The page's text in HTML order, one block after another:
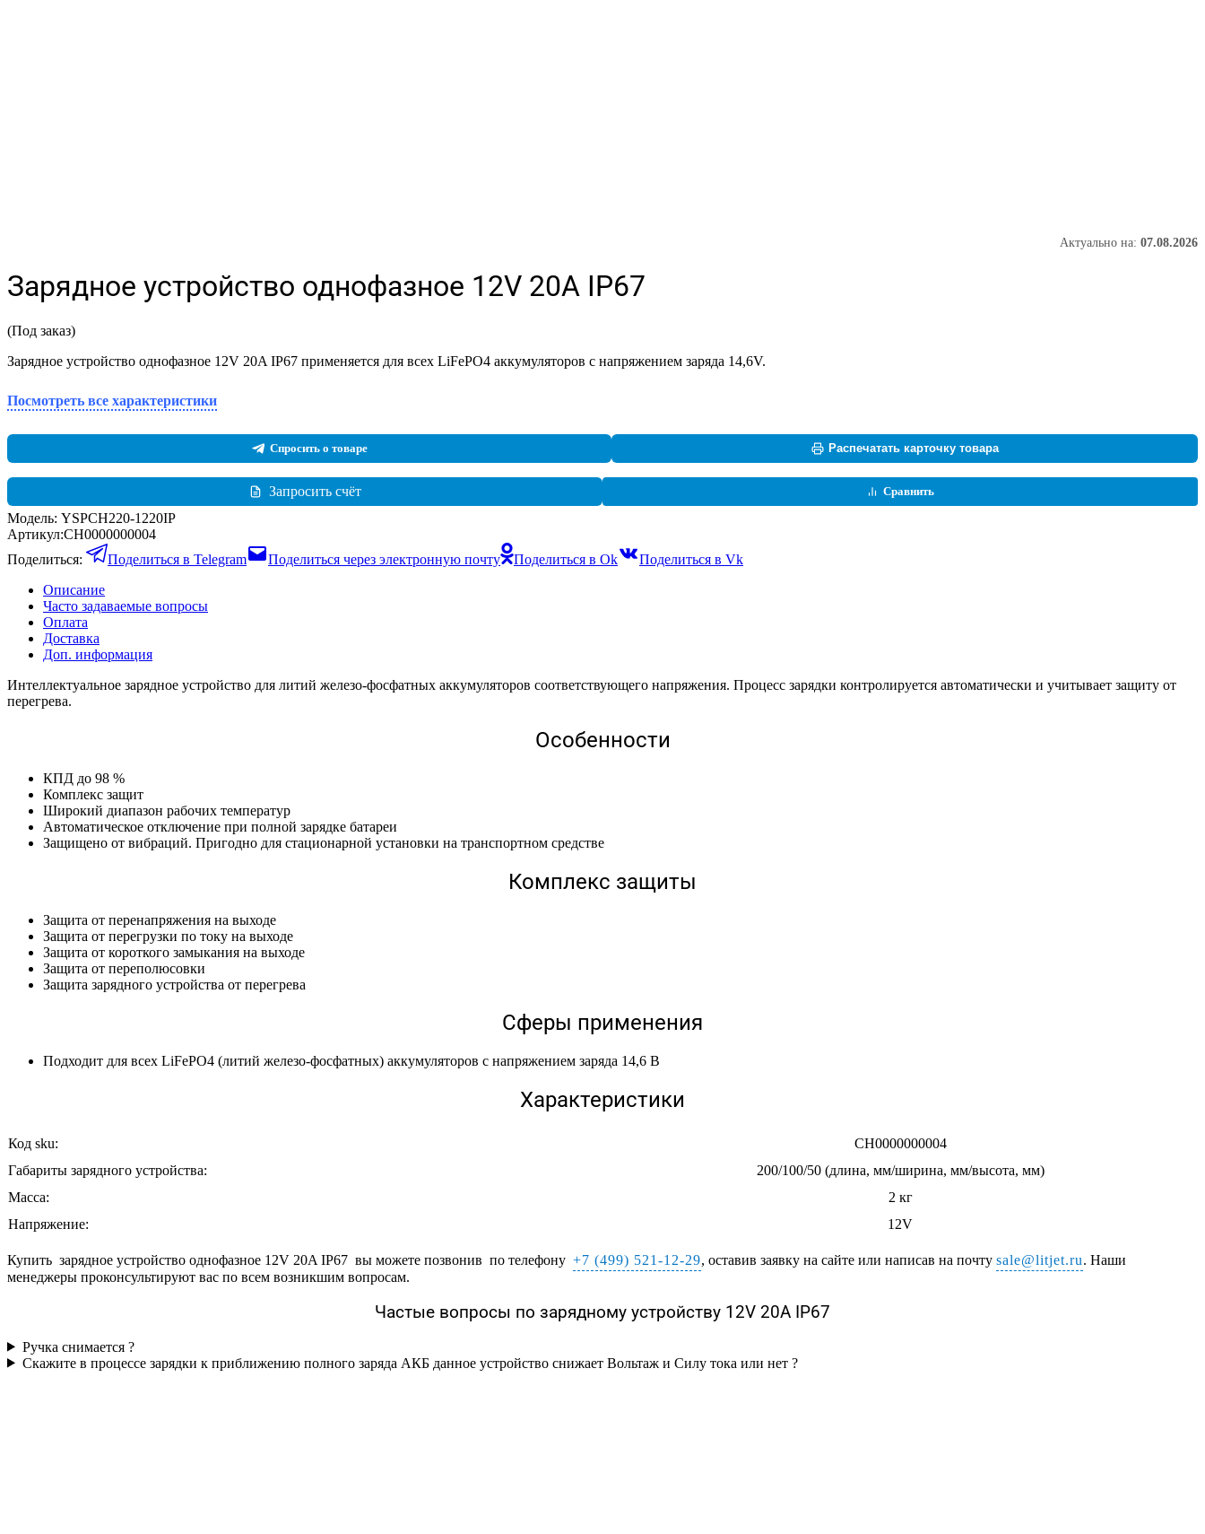
Актуально на: 07.08.2026
Зарядное устройство однофазное 12V 20A IP67
(Под заказ)
Зарядное устройство однофазное 12V 20A IP67 применяется для всех LiFePO4 аккумуляторов с напряжением заряда 14,6V.
Посмотреть все характеристики
Спросить о товаре Распечатать карточку товара
Запросить счёт Сравнить
Модель: YSPCH220-1220IP
Артикул:CH0000000004
Поделиться:
Поделиться в Telegram Поделиться через электронную почту Поделиться в Ok
Поделиться в Vk
Описание
Часто задаваемые вопросы
Оплата
Доставка
Доп. информация
Интеллектуальное зарядное устройство для литий железо-фосфатных аккумуляторов соответствующего напряжения. Процесс зарядки контролируется автоматически и учитывает защиту от
перегрева.
Особенности
КПД до 98 %
Комплекс защит
Широкий диапазон рабочих температур
Автоматическое отключение при полной зарядке батареи
Защищено от вибраций. Пригодно для стационарной установки на транспортном средстве
Комплекс защиты
Защита от перенапряжения на выходе
Защита от перегрузки по току на выходе
Защита от короткого замыкания на выходе
Защита от переполюсовки
Защита зарядного устройства от перегрева
Сферы применения
Подходит для всех LiFePO4 (литий железо-фосфатных) аккумуляторов с напряжением заряда 14,6 В
Характеристики
Код sku:
CH0000000004
Габариты зарядного устройства:
200/100/50 (длина, мм/ширина, мм/высота, мм)
Масса:
2 кг
Напряжение:
12V
Купить зарядное устройство однофазное 12V 20A IP67 вы можете позвонив по телефону +7 (499) 521-12-29, оставив заявку на сайте или написав на почту sale@litjet.ru. Наши
менеджеры проконсультируют вас по всем возникшим вопросам.
Частые вопросы по зарядному устройству 12V 20A IP67
Ручка снимается ?
Скажите в процессе зарядки к приближению полного заряда АКБ данное устройство снижает Вольтаж и Силу тока или нет ?